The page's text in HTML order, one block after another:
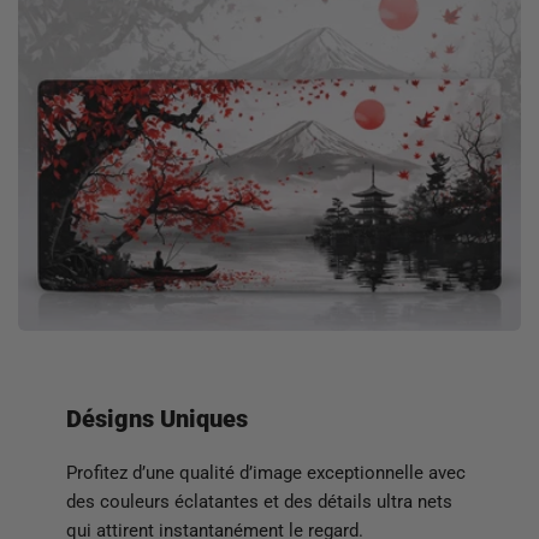
moderne. Que vous soyez passionné d’univers
historiques, de guerres stratégiques ou de héros
silencieux, ce design apporte une vraie identité à votre
espace.
Surface optimisée : glisse fluide et contrôle
précis
Conçu pour la performance, ce tapis offre une surface
agréable qui améliore le suivi de votre souris. Il est
idéal pour les FPS, battle royale, jeux d’action et
même pendant les sessions les plus intenses.
Confort, stabilité et durabilité au quotidien
Grâce à sa base antidérapante, le tapis reste
Désigns Uniques
Profitez d’une qualité d’image exceptionnelle avec
des couleurs éclatantes et des détails ultra nets
qui attirent instantanément le regard.